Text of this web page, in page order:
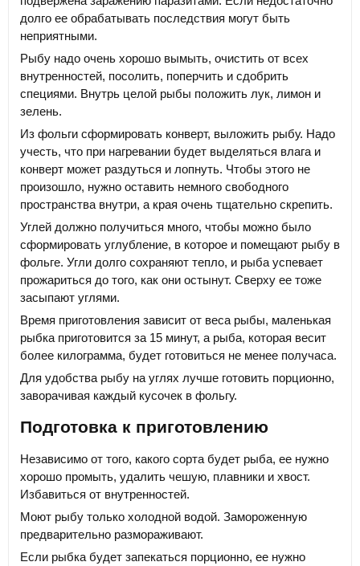
долго ее обрабатывать последствия могут быть
неприятными.
Рыбу надо очень хорошо вымыть, очистить от всех
внутренностей, посолить, поперчить и сдобрить
специями. Внутрь целой рыбы положить лук, лимон и
зелень.
Из фольги сформировать конверт, выложить рыбу. Надо
учесть, что при нагревании будет выделяться влага и
конверт может раздуться и лопнуть. Чтобы этого не
произошло, нужно оставить немного свободного
пространства внутри, а края очень тщательно скрепить.
Углей должно получиться много, чтобы можно было
сформировать углубление, в которое и помещают рыбу в
фольге. Угли долго сохраняют тепло, и рыба успевает
прожариться до того, как они остынут. Сверху ее тоже
засыпают углями.
Время приготовления зависит от веса рыбы, маленькая
рыбка приготовится за 15 минут, а рыба, которая весит
более килограмма, будет готовиться не менее получаса.
Для удобства рыбу на углях лучше готовить порционно,
заворачивая каждый кусочек в фольгу.
Подготовка к приготовлению
Независимо от того, какого сорта будет рыба, ее нужно
хорошо промыть, удалить чешую, плавники и хвост.
Избавиться от внутренностей.
Моют рыбу только холодной водой. Замороженную
предварительно размораживают.
Если рыбка будет запекаться порционно, ее нужно